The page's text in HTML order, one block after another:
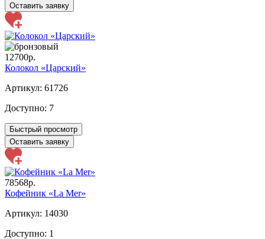
Оставить заявку
12700р.
Колокол «Царский»
Артикул: 61726
Доступно: 7
Быстрый просмотр
Оставить заявку
78568р.
Кофейник «La Mer»
Артикул: 14030
Доступно: 1